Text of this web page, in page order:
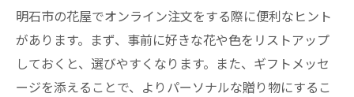
明石市の花屋でオンライン注文をする際に便利なヒント
があります。まず、事前に好きな花や色をリストアップ
しておくと、選びやすくなります。また、ギフトメッセ
ージを添えることで、よりパーソナルな贈り物にするこ